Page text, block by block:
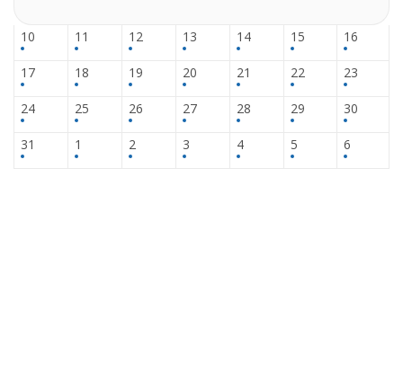
10 11 12 13 14 15 16
17 18 19 20 21 22 23
24 25 26 27 28 29 30
31 1 2 3 4 5 6